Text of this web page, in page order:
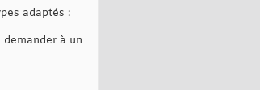
adaptés :
à un